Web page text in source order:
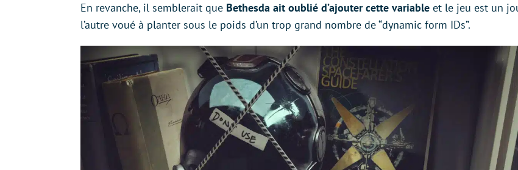
En revanche, il semblerait que Bethesda ait oublié d’ajouter cette variable et le jeu est un
l’autre voué à planter sous le poids d’un trop grand nombre de “dynamic form IDs”.